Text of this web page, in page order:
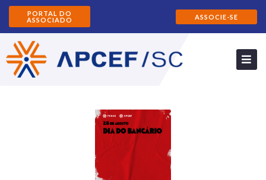
PORTAL DO
ASSOCIADO
ASSOCIE-SE